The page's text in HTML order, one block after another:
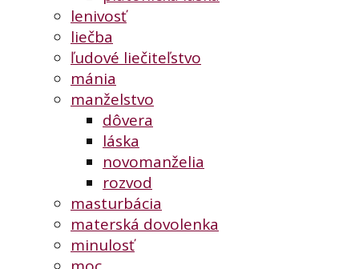
lenivosť
liečba
ľudové liečiteľstvo
mánia
manželstvo
dôvera
láska
novomanželia
rozvod
masturbácia
materská dovolenka
minulosť